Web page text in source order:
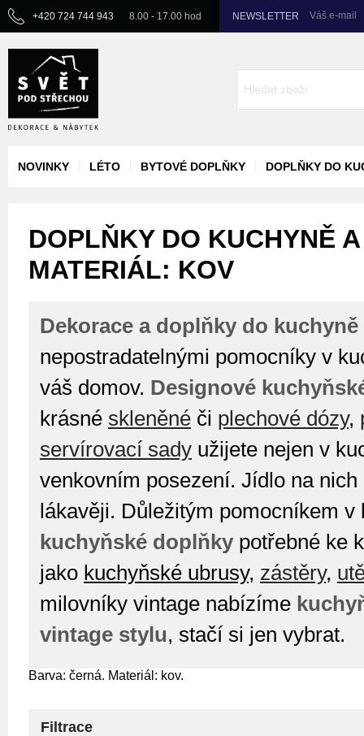
+420 724 744 943 8.00 - 17.00 hod NEWSLETTER Váš e-mail
NOVINKY LÉTO BYTOVÉ DOPLŇKY DOPLŇKY DO
DOPLŇKY DO KUCHYNĚ
MATERIÁL: KOV
Dekorace a doplňky do
nepostradatelnými pomocníky v
váš domov. Designové
krásné skleněné či plechové dózy,
servírovací sady užijete nejen v
venkovním posezení. Jídlo na nich
lákavěji. Důležitým pomocníkem
kuchyňské doplňky potřebné ke
jako kuchyňské ubrusy, zástěry,
milovníky vintage nabízíme
vintage stylu, stačí si jen vybrat.
Barva: černá. Materiál: kov.
Filtrace